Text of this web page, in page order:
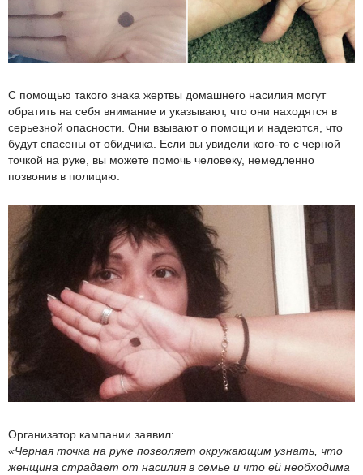
С помощью такого знака жертвы домашнего насилия могут
обратить на себя внимание и указывают, что они находятся в
серьезной опасности. Они взывают о помощи и надеются, что
будут спасены от обидчика. Если вы увидели кого-то с черной
точкой на руке, вы можете помочь человеку, немедленно
позвонив в полицию.
Организатор кампании заявил:
«Черная точка на руке позволяет окружающим узнать, что
женщина страдает от насилия в семье и что ей необходима